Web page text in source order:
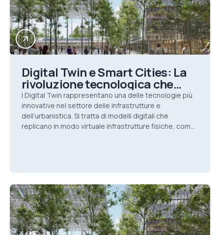
Digital Twin e Smart Cities: La
rivoluzione tecnologica che
cambierà il futuro delle
infrastrutture
I Digital Twin rappresentano una delle tecnologie più
innovative nel settore delle infrastrutture e
dell’urbanistica. Si tratta di modelli digitali che
replicano in modo virtuale infrastrutture fisiche, come